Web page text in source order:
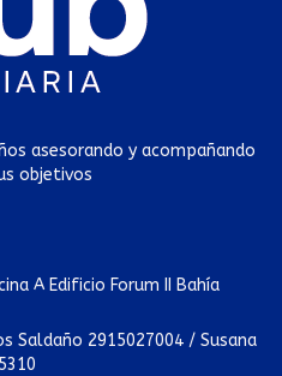
asesorando y acompañando
objetivos
A Edificio Forum II Bahía
Saldaño 2915027004 / Susana